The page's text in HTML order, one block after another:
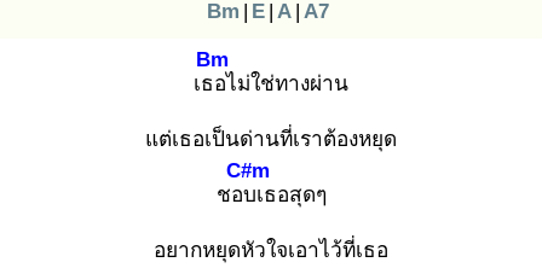
Bm | E | A | A7
เธอ
Bm
ไม่ใช่ทางผ่าน
แต่เธอเป็นด่านที่เราต้องหยุด
ชอบ
C#m
เธอสุดๆ
อยากหยุดหัวใจเอาไว้ที่เธอ